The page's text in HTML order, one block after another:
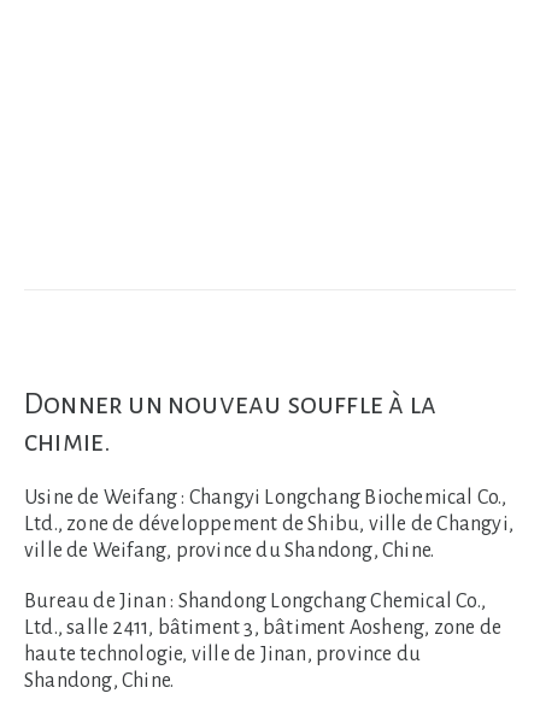
Donner un nouveau souffle à la
chimie.
Usine de Weifang : Changyi Longchang Biochemical Co.,
Ltd., zone de développement de Shibu, ville de Changyi,
ville de Weifang, province du Shandong, Chine.
Bureau de Jinan : Shandong Longchang Chemical Co.,
Ltd., salle 2411, bâtiment 3, bâtiment Aosheng, zone de
haute technologie, ville de Jinan, province du
Shandong, Chine.